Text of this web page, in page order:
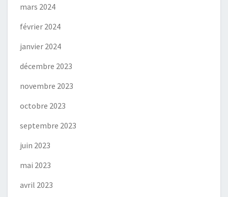
mars 2024
février 2024
janvier 2024
décembre 2023
novembre 2023
octobre 2023
septembre 2023
juin 2023
mai 2023
avril 2023